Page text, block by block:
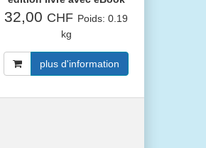
32,00 CHF Poids: 0.19
kg
plus d'information